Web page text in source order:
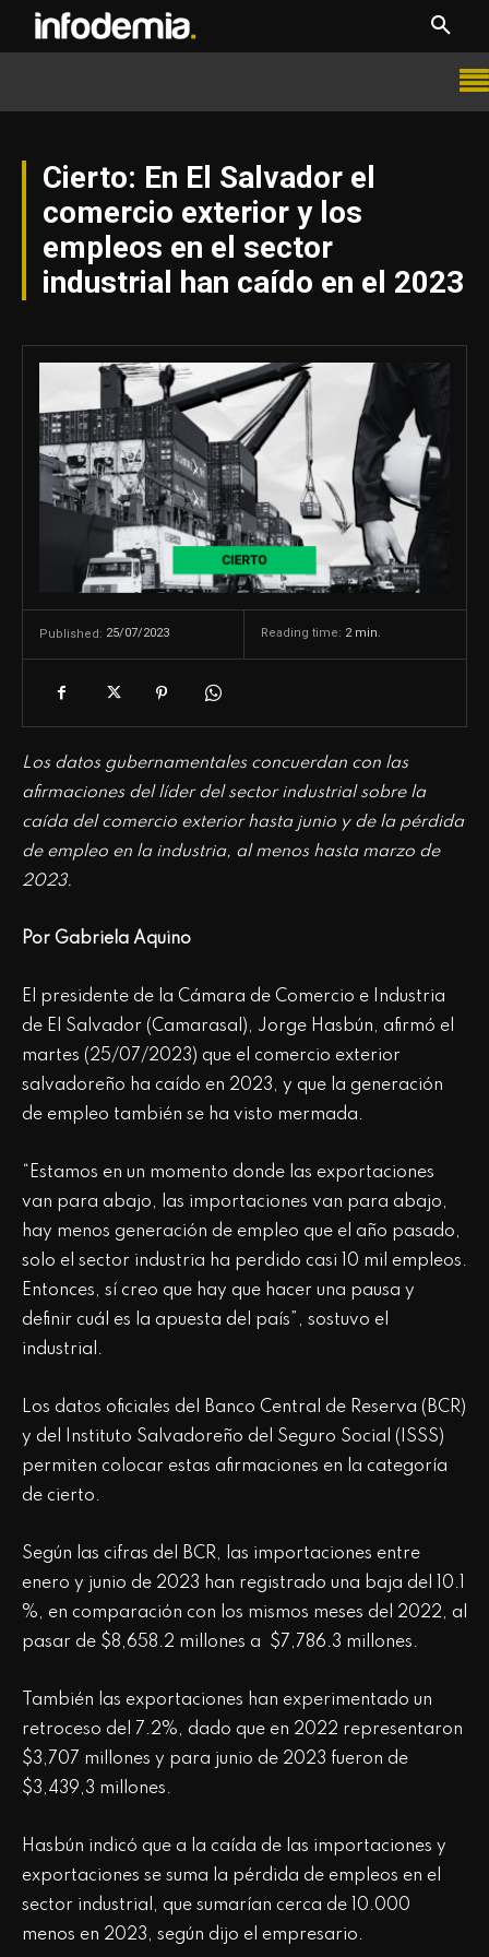
Cierto: En El Salvador el
comercio exterior y los
empleos en el sector
industrial han caído en el 2023
Published: 25/07/2023 Reading time: 2min.
Los datos gubernamentales concuerdan con las
afirmaciones del líder del sector industrial sobre la
caída del comercio exterior hasta junio y de la pérdida
de empleo en la industria, al menos hasta marzo de
2023.
Por Gabriela Aquino
El presidente de la Cámara de Comercio e Industria
de El Salvador (Camarasal), Jorge Hasbún, afirmó el
martes (25/07/2023) que el comercio exterior
salvadoreño ha caído en 2023, y que la generación
de empleo también se ha visto mermada.
“Estamos en un momento donde las exportaciones
van para abajo, las importaciones van para abajo,
hay menos generación de empleo que el año pasado,
solo el sector industria ha perdido casi 10 mil empleos.
Entonces, sí creo que hay que hacer una pausa y
definir cuál es la apuesta del país”, sostuvo el
industrial.
Los datos oficiales del Banco Central de Reserva (BCR)
y del Instituto Salvadoreño del Seguro Social (ISSS)
permiten colocar estas afirmaciones en la categoría
de cierto.
Según las cifras del BCR, las importaciones entre
enero y junio de 2023 han registrado una baja del 10.1
%, en comparación con los mismos meses del 2022, al
pasar de $8,658.2 millones a $7,786.3 millones.
También las exportaciones han experimentado un
retroceso del 7.2%, dado que en 2022 representaron
$3,707 millones y para junio de 2023 fueron de
$3,439,3 millones.
Hasbún indicó que a la caída de las importaciones y
exportaciones se suma la pérdida de empleos en el
sector industrial, que sumarían cerca de 10.000
menos en 2023, según dijo el empresario.